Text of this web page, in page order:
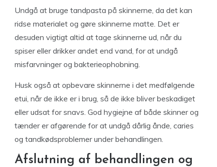
Undgå at bruge tandpasta på skinnerne, da det kan
ridse materialet og gøre skinnerne matte. Det er
desuden vigtigt altid at tage skinnerne ud, når du
spiser eller drikker andet end vand, for at undgå
misfarvninger og bakterieophobning.
Husk også at opbevare skinnerne i det medfølgende
etui, når de ikke er i brug, så de ikke bliver beskadiget
eller udsat for snavs. God hygiejne af både skinner og
tænder er afgørende for at undgå dårlig ånde, caries
og tandkødsproblemer under behandlingen.
Afslutning af behandlingen og